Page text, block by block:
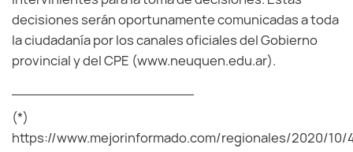
decisiones serán oportunamente comunicadas a toda
la ciudadanía por los canales oficiales del Gobierno
provincial y del CPE (www.neuquen.edu.ar).
(*)
https://www.mejorinformado.com/regionales/2020/